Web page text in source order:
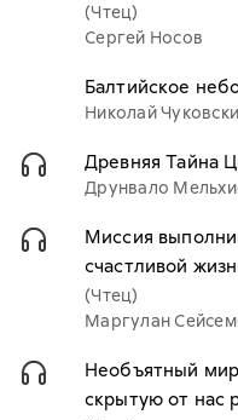
(Чтец)
Сергей Носов
Балтийское
Николай
Древняя Тайна
Друнвало
Миссия
счастливой
(Чтец)
Маргулан
Необъятный
скрытую от нас